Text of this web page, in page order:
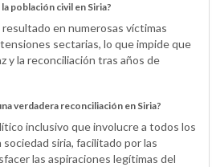
población civil en Siria?
resultado en numerosas víctimas
sectarias, lo que impide que
y la reconciliación tras años de
verdadera reconciliación en Siria?
inclusivo que involucre a todos los
siria, facilitado por las
las aspiraciones legítimas del